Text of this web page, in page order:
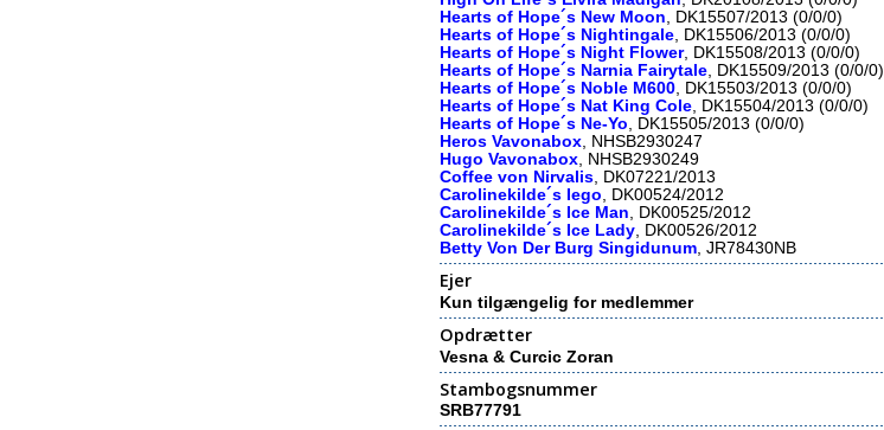
Hearts of Hope´s New Moon, DK15507/2013 (0/0/0)
Hearts of Hope´s Nightingale, DK15506/2013 (0/0/0)
Hearts of Hope´s Night Flower, DK15508/2013 (0/0/0)
Hearts of Hope´s Narnia Fairytale, DK15509/2013 (0/0/0)
Hearts of Hope´s Noble M600, DK15503/2013 (0/0/0)
Hearts of Hope´s Nat King Cole, DK15504/2013 (0/0/0)
Hearts of Hope´s Ne-Yo, DK15505/2013 (0/0/0)
Heros Vavonabox, NHSB2930247
Hugo Vavonabox, NHSB2930249
Coffee von Nirvalis, DK07221/2013
Carolinekilde´s Iego, DK00524/2012
Carolinekilde´s Ice Man, DK00525/2012
Carolinekilde´s Ice Lady, DK00526/2012
Betty Von Der Burg Singidunum, JR78430NB
Ejer
Kun tilgængelig for medlemmer
Opdrætter
Vesna & Curcic Zoran
Stambogsnummer
SRB77791